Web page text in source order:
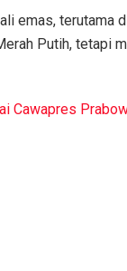
emas, terutama
Putih, tetapi
Cawapres